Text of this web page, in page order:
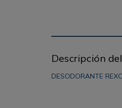
Descripción
DESODORANTE